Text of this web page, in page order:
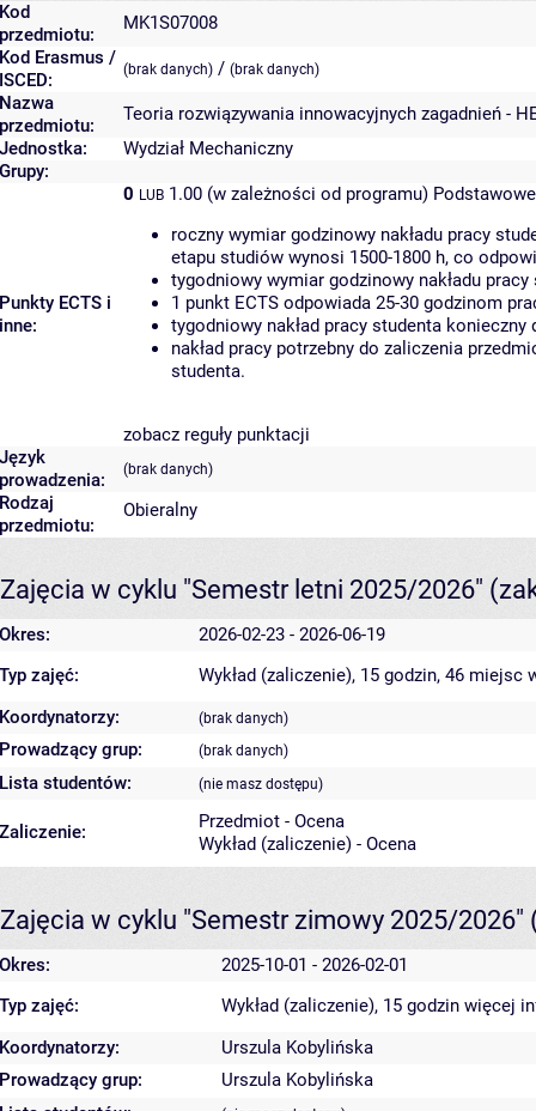
Kod
przedmiotu:
MK1S07008
Kod Erasmus /
ISCED:
(brak danych) / (brak danych)
Nazwa
przedmiotu:
Teoria rozwiązywania innowacyjnych zagadnień -
Jednostka:
Wydział Mechaniczny
Grupy:
Punkty ECTS i
inne:
0 LUB 1.00 (w zależności od programu)
roczny wymiar godzinowy nakładu pracy
etapu studiów wynosi 1500-1800 h, co
tygodniowy wymiar godzinowy nakładu
1 punkt ECTS odpowiada 25-30 godzinom
tygodniowy nakład pracy studenta
nakład pracy potrzebny do zaliczenia
studenta.
zobacz reguły punktacji
Język
prowadzenia:
(brak danych)
Rodzaj
przedmiotu:
Obieralny
Zajęcia w cyklu "Semestr letni 2025/2026"
Okres:
2026-02-23 - 2026-06-19
Typ zajęć:
Wykład (zaliczenie), 15 godzin, 46 miejsc
Koordynatorzy:
(brak danych)
Prowadzący grup: (brak danych)
Lista studentów: (nie masz dostępu)
Zaliczenie:
Przedmiot - Ocena
Wykład (zaliczenie) - Ocena
Zajęcia w cyklu "Semestr zimowy 2025/2026"
Okres:
2025-10-01 - 2026-02-01
Typ zajęć:
Wykład (zaliczenie), 15 godzin więcej
Koordynatorzy:
Urszula Kobylińska
Prowadzący grup:
Urszula Kobylińska